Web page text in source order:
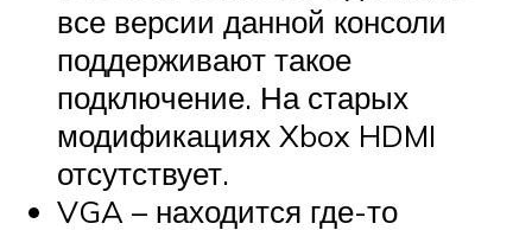
все версии данной консоли
поддерживают такое
подключение. На старых
модификациях Xbox HDMI
отсутствует.
VGA – находится где-то